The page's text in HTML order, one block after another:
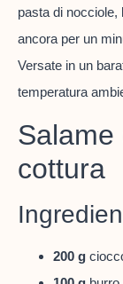
pasta di nocciole,
ancora per un
Versate in un
temperatura
Salame
cottura
200 g